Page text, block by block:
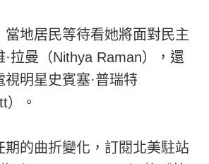
當地居民等待看她將面對民主
拉曼（Nithya Raman），還
明星史賓塞·普瑞特
）。
期的曲折變化，訂閱北美駐站